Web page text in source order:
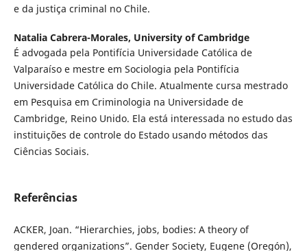
e da justiça criminal no Chile.
Natalia Cabrera-Morales, University of Cambridge
É advogada pela Pontifícia Universidade Católica de
Valparaíso e mestre em Sociologia pela Pontifícia
Universidade Católica do Chile. Atualmente cursa mestrado
em Pesquisa em Criminologia na Universidade de
Cambridge, Reino Unido. Ela está interessada no estudo das
instituições de controle do Estado usando métodos das
Ciências Sociais.
Referências
ACKER, Joan. “Hierarchies, jobs, bodies: A theory of
gendered organizations”. Gender Society, Eugene (Oregón),